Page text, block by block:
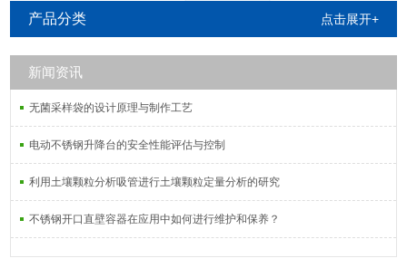
产品分类 点击展开+
新闻资讯
无菌采样袋的设计原理与制作工艺
电动不锈钢升降台的安全性能评估与控制
利用土壤颗粒分析吸管进行土壤颗粒定量分析的研究
不锈钢开口直壁容器在应用中如何进行维护和保养？